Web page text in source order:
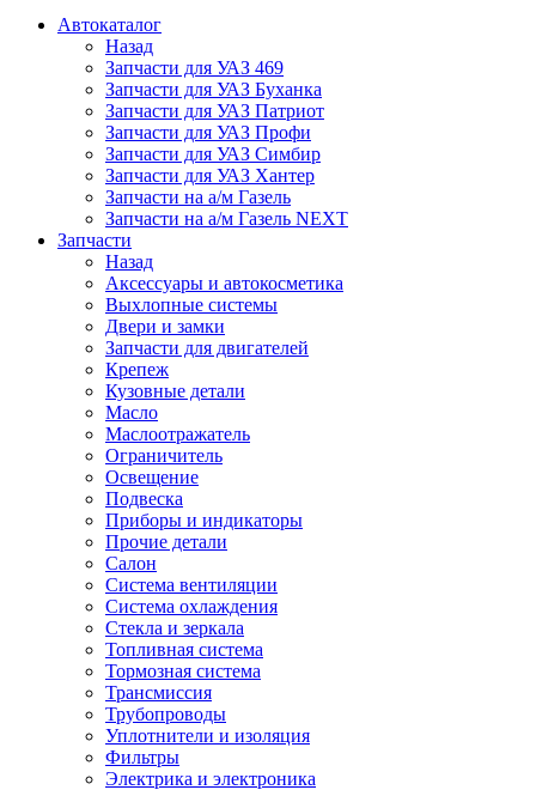
Автокаталог
Назад
Запчасти для УАЗ 469
Запчасти для УАЗ Буханка
Запчасти для УАЗ Патриот
Запчасти для УАЗ Профи
Запчасти для УАЗ Симбир
Запчасти для УАЗ Хантер
Запчасти на а/м Газель
Запчасти на а/м Газель NEXT
Запчасти
Назад
Аксессуары и автокосметика
Выхлопные системы
Двери и замки
Запчасти для двигателей
Крепеж
Кузовные детали
Масло
Маслоотражатель
Ограничитель
Освещение
Подвеска
Приборы и индикаторы
Прочие детали
Салон
Система вентиляции
Система охлаждения
Стекла и зеркала
Топливная система
Тормозная система
Трансмиссия
Трубопроводы
Уплотнители и изоляция
Фильтры
Электрика и электроника